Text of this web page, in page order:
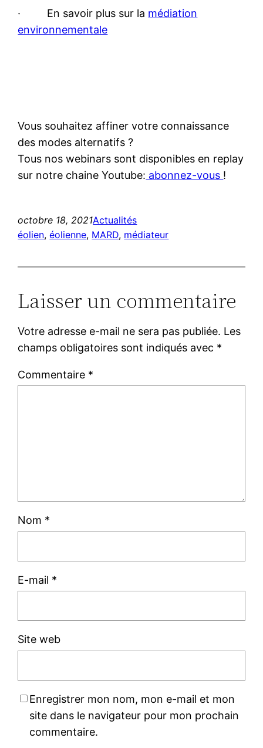
· En savoir plus sur la médiation
environnementale
Vous souhaitez affiner votre connaissance
des modes alternatifs ?
Tous nos webinars sont disponibles en replay
sur notre chaine Youtube: abonnez-vous !
octobre 18, 2021Actualités
éolien, éolienne, MARD, médiateur
Laisser un commentaire
Votre adresse e-mail ne sera pas publiée. Les
champs obligatoires sont indiqués avec *
Commentaire *
Nom *
E-mail *
Site web
Enregistrer mon nom, mon e-mail et mon
site dans le navigateur pour mon prochain
commentaire.